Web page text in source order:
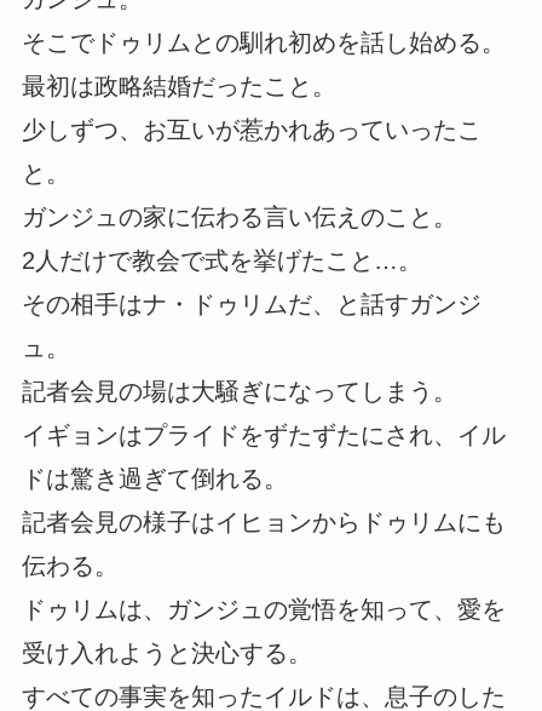
そこでドゥリムとの馴れ初めを話し始める。
最初は政略結婚だったこと。
少しずつ、お互いが惹かれあっていったこ
と。
ガンジュの家に伝わる言い伝えのこと。
2人だけで教会で式を挙げたこと…。
その相手はナ・ドゥリムだ、と話すガンジ
ュ。
記者会見の場は大騒ぎになってしまう。
イギョンはプライドをずたずたにされ、イル
ドは驚き過ぎて倒れる。
記者会見の様子はイヒョンからドゥリムにも
伝わる。
ドゥリムは、ガンジュの覚悟を知って、愛を
受け入れようと決心する。
すべての事実を知ったイルドは、息子のした